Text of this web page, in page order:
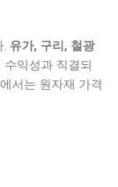
. 유가, 구리, 철광
익성과 직결되
서는 원자재 가격